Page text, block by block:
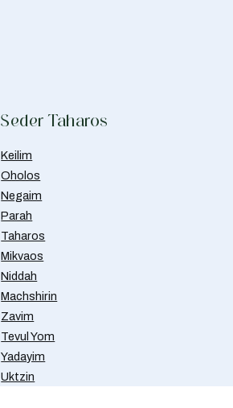
Seder Taharos
Keilim
Oholos
Negaim
Parah
Taharos
Mikvaos
Niddah
Machshirin
Zavim
Tevul Yom
Yadayim
Uktzin